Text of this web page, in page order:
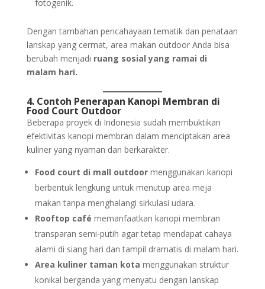
fotogenik.
Dengan tambahan pencahayaan tematik dan penataan
lanskap yang cermat, area makan outdoor Anda bisa
berubah menjadi ruang sosial yang ramai di
malam hari.
4. Contoh Penerapan Kanopi Membran di
Food Court Outdoor
Beberapa proyek di Indonesia sudah membuktikan
efektivitas kanopi membran dalam menciptakan area
kuliner yang nyaman dan berkarakter.
Food court di mall outdoormenggunakan kanopi
berbentuk lengkung untuk menutup area meja
makan tanpa menghalangi sirkulasi udara.
Rooftop café memanfaatkan kanopi membran
transparan semi-putih agar tetap mendapat cahaya
alami di siang hari dan tampil dramatis di malam hari.
Area kuliner taman kota menggunakan struktur
konikal berganda yang menyatu dengan lanskap